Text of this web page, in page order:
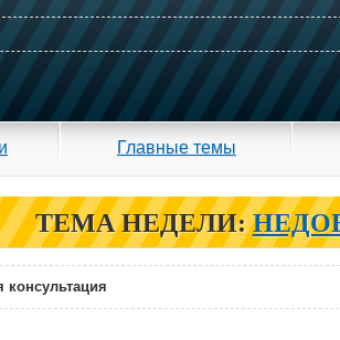
Главные темы
ТЕМА НЕДЕЛИ:
консультация